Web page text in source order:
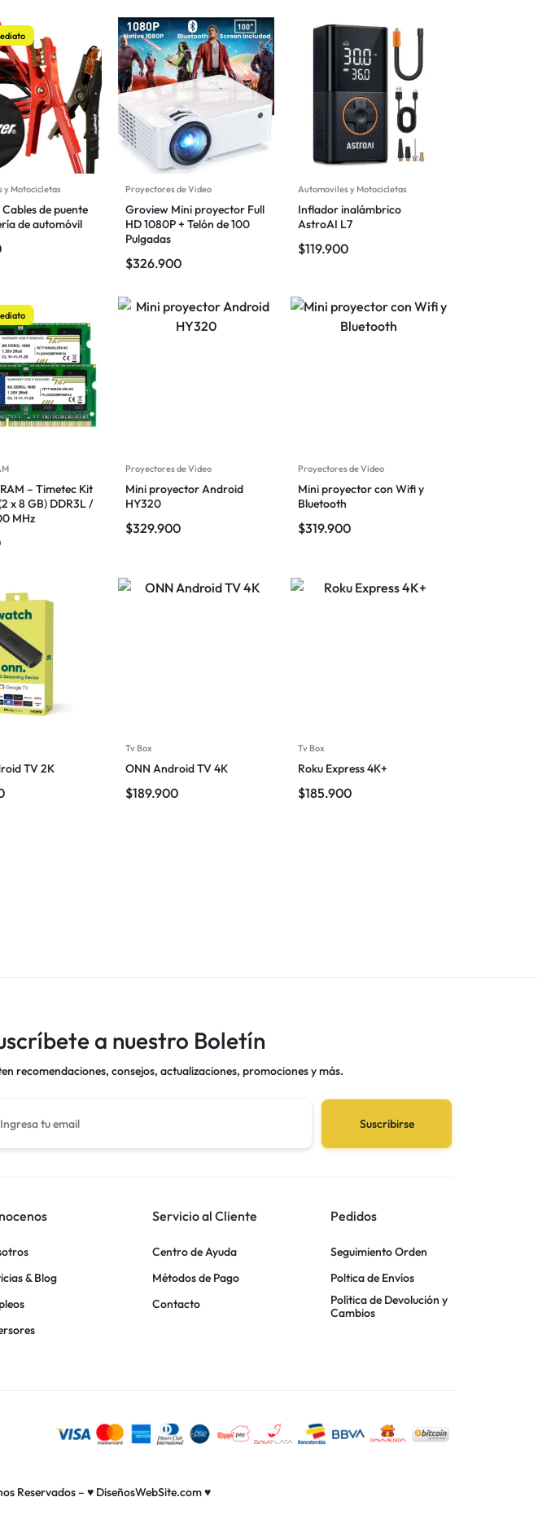
y Motocicletas
de puente
de automóvil
Proyectores de Video
Groview Mini proyector Full
HD 1080P + Telón de 100
Pulgadas
$326.900
Automoviles y Motocicletas
Inflador inalámbrico
AstroAI L7
$119.900
– Timetec Kit
x 8 GB) DDR3L /
MHz
Proyectores de Video
Mini proyector Android
HY320
$329.900
Proyectores de Video
Mini proyector con Wifi y
Bluetooth
$319.900
TV 2K
Tv Box
ONN Android TV 4K
$189.900
Tv Box
Roku Express 4K+
$185.900
a nuestro Boletín
recomendaciones, consejos, actualizaciones, promociones y más.
& Blog
Servicio al Cliente
Centro de Ayuda
Métodos de Pago
Contacto
Pedidos
Seguimiento Orden
Poltica de Envíos
Política de Devolución y
Cambios
Reservados – ♥ DiseñosWebSite.com ♥